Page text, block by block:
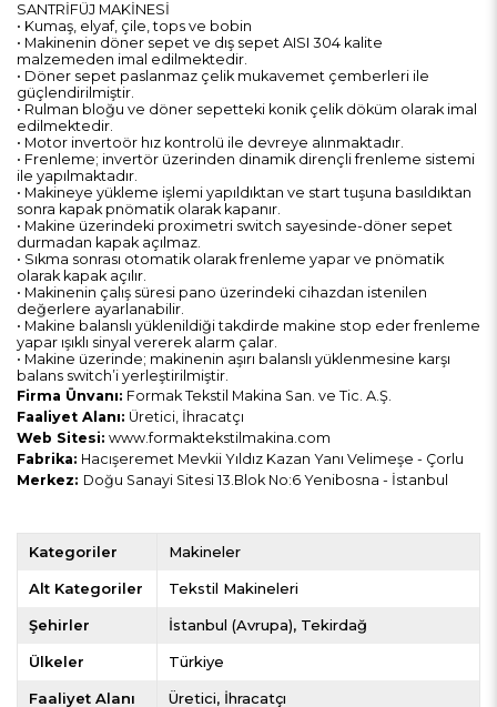
SANTRİFÜJ MAKİNESİ
• Kumaş, elyaf, çile, tops ve bobin
• Makinenin döner sepet ve dış sepet AISI 304 kalite
malzemeden imal edilmektedir.
• Döner sepet paslanmaz çelik mukavemet çemberleri ile
güçlendirilmiştir.
• Rulman bloğu ve döner sepetteki konik çelik döküm olarak imal
edilmektedir.
• Motor invertoör hız kontrolü ile devreye alınmaktadır.
• Frenleme; invertör üzerinden dinamik dirençli frenleme sistemi
ile yapılmaktadır.
• Makineye yükleme işlemi yapıldıktan ve start tuşuna basıldıktan
sonra kapak pnömatik olarak kapanır.
• Makine üzerindeki proximetri switch sayesinde-döner sepet
durmadan kapak açılmaz.
• Sıkma sonrası otomatik olarak frenleme yapar ve pnömatik
olarak kapak açılır.
• Makinenin çalış süresi pano üzerindeki cihazdan istenilen
değerlere ayarlanabilir.
• Makine balanslı yüklenildiği takdirde makine stop eder frenleme
yapar ışıklı sinyal vererek alarm çalar.
• Makine üzerinde; makinenin aşırı balanslı yüklenmesine karşı
balans switch’i yerleştirilmiştir.
Firma Ünvanı: Formak Tekstil Makina San. ve Tic. A.Ş.
Faaliyet Alanı: Üretici, İhracatçı
Web Sitesi: www.formaktekstilmakina.com
Fabrika: Hacışeremet Mevkii Yıldız Kazan Yanı Velimeşe - Çorlu
Merkez: Doğu Sanayi Sitesi 13.Blok No:6 Yenibosna - İstanbul
Kategoriler Makineler
Alt Kategoriler Tekstil Makineleri
Şehirler İstanbul (Avrupa) Tekirdağ
Ülkeler Türkiye
Faaliyet Alanı Üretici İhracatçı